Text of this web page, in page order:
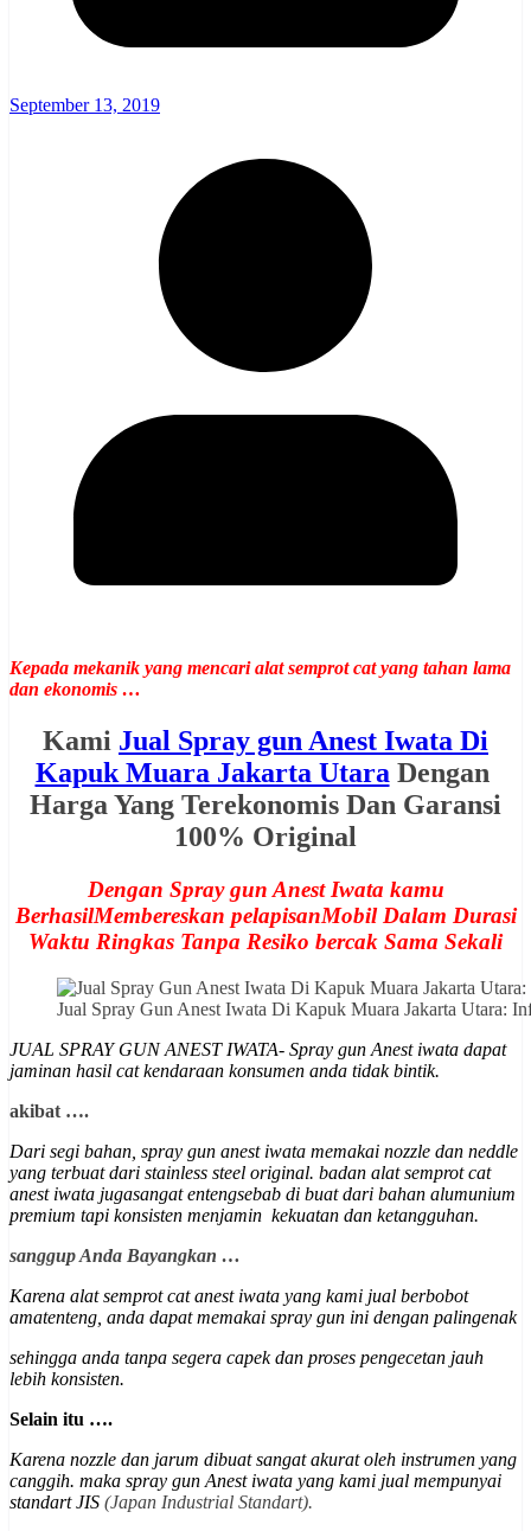
September 13, 2019
Kepada mekanik yang mencari alat semprot cat yang tahan lama
dan ekonomis …
Kami Jual Spray gun Anest Iwata Di
Kapuk Muara Jakarta UtaraDengan
Harga Yang Terekonomis Dan Garansi
100% Original
Dengan Spray gun Anest Iwata kamu
BerhasilMembereskan pelapisanMobil Dalam Durasi
Waktu Ringkas Tanpa Resiko bercak Sama Sekali
Jual Spray Gun Anest Iwata Di Kapuk Muara Jakarta Utara:
JUAL SPRAY GUN ANEST IWATA- Spray gun Anest iwata dapat
jaminan hasil cat kendaraan konsumen anda tidak bintik.
akibat ….
Dari segi bahan, spray gun anest iwata memakai nozzle dan neddle
yang terbuat dari stainless steel original. badan alat semprot cat
anest iwata jugasangat entengsebab di buat dari bahan alumunium
premium tapi konsisten menjamin kekuatan dan ketangguhan.
sanggup Anda Bayangkan …
Karena alat semprot cat anest iwata yang kami jual berbobot
amatenteng, anda dapat memakai spray gun ini dengan palingenak
sehingga anda tanpa segera capek dan proses pengecetan jauh
lebih konsisten.
Selain itu ….
Karena nozzle dan jarum dibuat sangat akurat oleh instrumen yang
canggih. maka spray gun Anest iwata yang kami jual mempunyai
standart JIS (Japan Industrial Standart).